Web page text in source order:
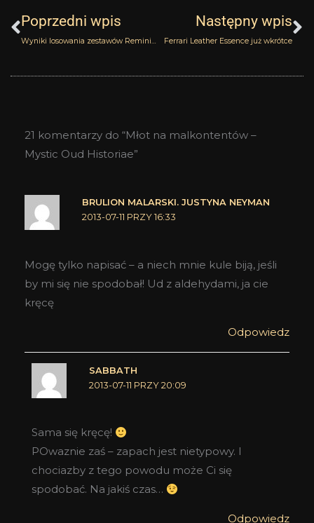
Poprzedni wpis
Wyniki losowania zestawów Reminiscence i set próbek Ramon Molvizar w puli kolejnego
Następny wpis
Ferrari Leather Essence już wkrótce
21 komentarzy do “Młot na malkontentów –
Mystic Oud Historiae”
BRULION MALARSKI. JUSTYNA NEYMAN
2013-07-11 PRZY 16:33
Mogę tylko napisać – a niech mnie kule biją, jeśli
by mi się nie spodobał! Ud z aldehydami, ja cie
kręcę
Odpowiedz
SABBATH
2013-07-11 PRZY 20:09
Sama się kręcę!
POwaznie zaś – zapach jest nietypowy. I
chociazby z tego powodu może Ci się
spodobać. Na jakiś czas…
Odpowiedz